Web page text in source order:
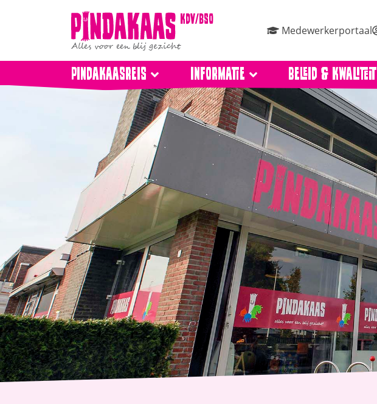
kdv/bso
Alles voor een blij gezicht
Medewerkerportaal
Pindakaasreis Informatie Beleid & kwaliteit